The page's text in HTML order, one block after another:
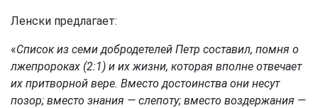
Ленски предлагает:
«Список из семи добродетелей Петр составил, помня о
лжепророках (2:1) и их жизни, которая вполне отвечает
их притворной вере. Вместо достоинства они несут
позор; вместо знания — слепоту; вместо воздержания —